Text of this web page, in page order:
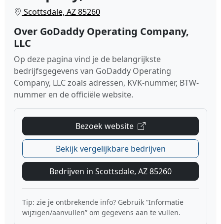
Scottsdale, AZ 85260
Over GoDaddy Operating Company,
LLC
Op deze pagina vind je de belangrijkste
bedrijfsgegevens van GoDaddy Operating
Company, LLC zoals adressen, KVK-nummer, BTW-
nummer en de officiële website.
Bezoek website
Bekijk vergelijkbare bedrijven
Bedrijven in Scottsdale, AZ 85260
Tip: zie je ontbrekende info? Gebruik “Informatie
wijzigen/aanvullen” om gegevens aan te vullen.